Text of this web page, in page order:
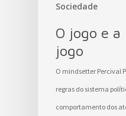
Sociedade
O jogo e a
jogo
O mindsetter Percival
regras do sistema
comportamento dos